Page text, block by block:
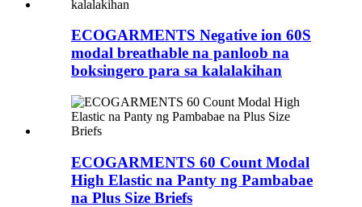
ECOGARMENTS Negative ion 60S
modal breathable na panloob na
boksingero para sa kalalakihan
ECOGARMENTS 60 Count Modal
High Elastic na Panty ng Pambabae
na Plus Size Briefs